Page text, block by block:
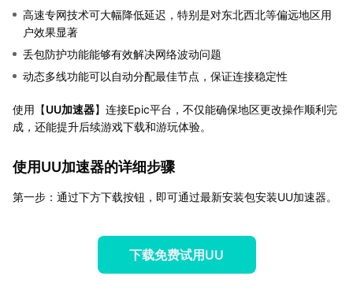
高速专网技术可大幅降低延迟，特别是对东北西北等偏远地区用
户效果显著
丢包防护功能能够有效解决网络波动问题
动态多线功能可以自动分配最佳节点，保证连接稳定性
使用【UU加速器】连接Epic平台，不仅能确保地区更改操作顺利完
成，还能提升后续游戏下载和游玩体验。
使用UU加速器的详细步骤
第一步：通过下方下载按钮，即可通过最新安装包安装UU加速器。
下载免费试用UU